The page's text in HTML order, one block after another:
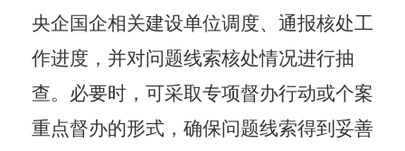
央企国企相关建设单位调度、通报核处工
作进度，并对问题线索核处情况进行抽
查。必要时，可采取专项督办行动或个案
重点督办的形式，确保问题线索得到妥善